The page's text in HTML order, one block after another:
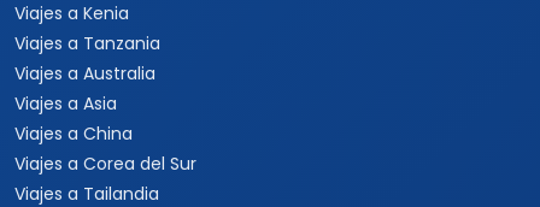
Viajes a Kenia
Viajes a Tanzania
Viajes a Australia
Viajes a Asia
Viajes a China
Viajes a Corea del Sur
Viajes a Tailandia